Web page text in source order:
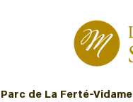
Parc de La Ferté-Vidame